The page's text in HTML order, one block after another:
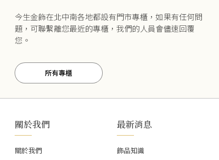
今生金飾在北中南各地都設有門市專櫃，如果有任何問
題，可聯繫離您最近的專櫃，我們的人員會儘速回覆
您。
所有專櫃
關於我們
關於我們
最新消息
飾品知識